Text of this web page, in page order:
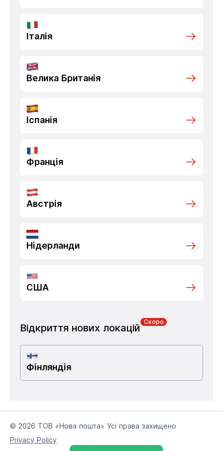
Італія
Велика Британія
Іспанія
Франція
Австрія
Нідерланди
США
Відкриття нових локацій
Скоро
Фінляндія
© 2026 ТОВ «Нова пошта» Усі права захищено
Privacy Policy